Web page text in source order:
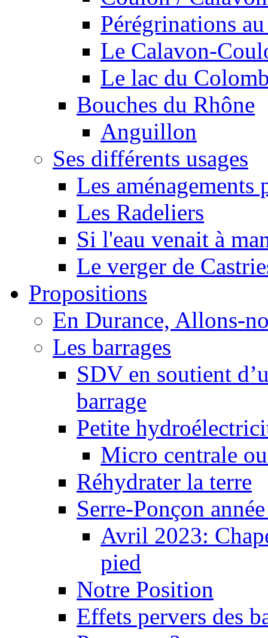
Pérégrinations
Le Calavon-
Le lac du
Bouches du Rhône
Anguillon
Ses différents usages
Les
Les Radeliers
Si l'eau venait à
Le verger de
Propositions
En Durance, Allons-
Les barrages
SDV en soutient
barrage
Petite
Micro centrale
Réhydrater la terre
Serre-Ponçon
Avril 2023:
pied
Notre Position
Effets pervers des